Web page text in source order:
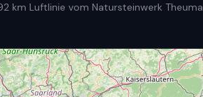
km Luftlinie vom Natursteinwerk Theuma